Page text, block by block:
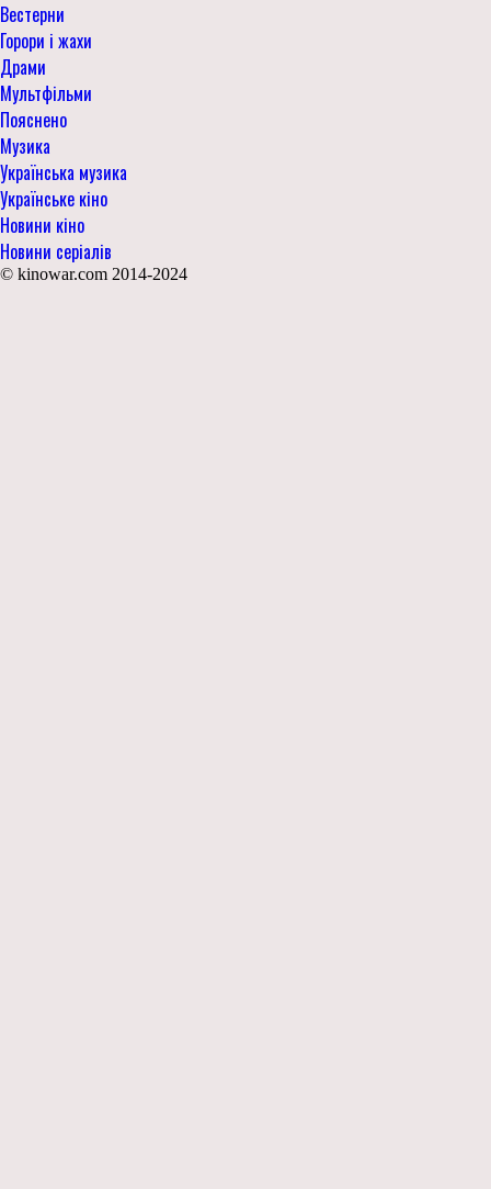
Вестерни
Горори і жахи
Драми
Мультфільми
Пояснено
Музика
Українська музика
Українське кіно
Новини кіно
Новини серіалів
© kinowar.com 2014-2024